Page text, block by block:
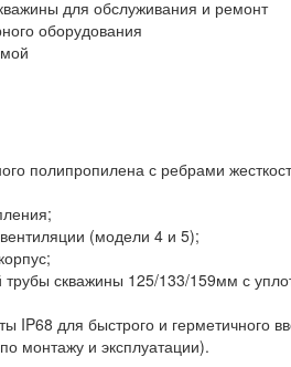
для обслуживания и ремонт
оборудования
полипропилена с ребрами
(модели 4 и 5);
скважины 125/133/159мм с
IP68 для быстрого и герметичного
монтажу и эксплуатации).